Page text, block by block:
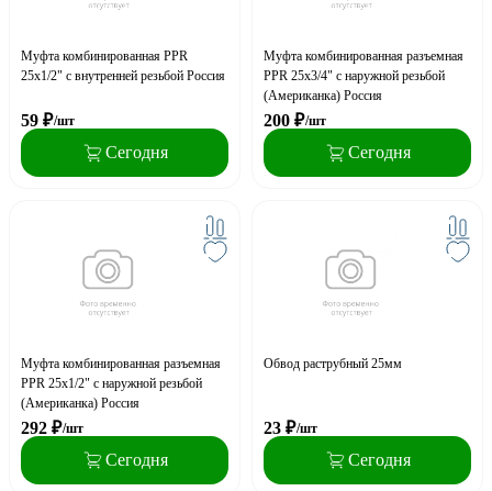
Муфта комбинированная PPR
25x1/2" с внутренней резьбой Россия
59 ₽/шт
Сегодня
Муфта комбинированная разъемная
PPR 25x3/4" с наружной резьбой
(Американка) Россия
200 ₽/шт
Сегодня
Муфта комбинированная разъемная
PPR 25x1/2" с наружной резьбой
(Американка) Россия
292 ₽/шт
Сегодня
Обвод раструбный 25мм
23 ₽/шт
Сегодня